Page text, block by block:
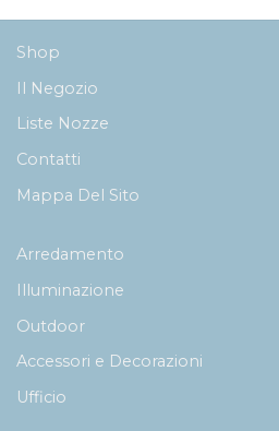
Shop
Il Negozio
Liste Nozze
Contatti
Mappa Del Sito
Arredamento
Illuminazione
Outdoor
Accessori e Decorazioni
Ufficio